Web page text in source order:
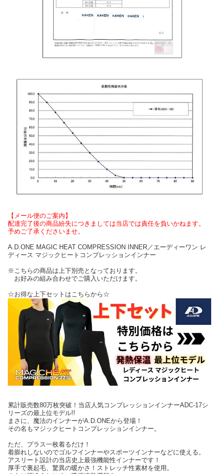
【メール便のご案内】
配達完了後の商品紛失につきましては当店では責任を負いかねます。
予めご了承くださいませ。
A.D.ONE MAGIC HEAT COMPRESSION INNER／エーディーワン レ
ディース マジックヒートコンプレッションインナー
※こちらの商品は上下別売となっております。
お好みの組み合わせでご購入いただけます。
☆お得な上下セットはこちらから☆
累計販売数80万枚突破！当店人気コンプレッションインナーADC-17シ
リーズの最上位モデル!!
まさに、魔法のインナーがA.D.ONEから登場！
その名もマジックヒートコンプレッションインナー。
ただ、プラス一枚着るだけ！
着膨れしないのでゴルフインナーやスポーツインナーなどに使える。
アスリート設計の当店史上最強機能性インナーです！
厚手で裏起毛、驚異の暖かさ！ストレッチ性素材を使用。